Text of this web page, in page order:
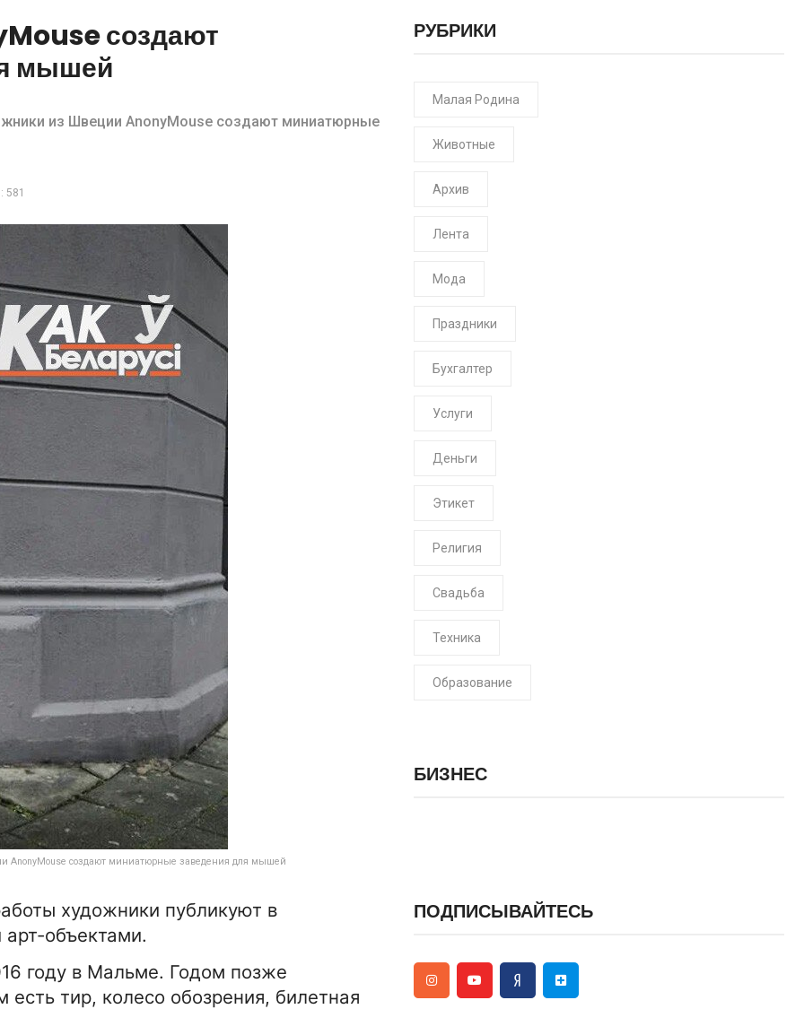
создают
мышей
из Швеции AnonyMouse создают миниатюрные
581
AnonyMouse создают миниатюрные заведения для мышей
художники публикуют в
объектами.
году в Мальме. Годом позже
тир, колесо обозрения, билетная
РУБРИКИ
Малая Родина
Животные
Архив
Лента
Мода
Праздники
Бухгалтер
Услуги
Деньги
Этикет
Религия
Свадьба
Техника
Образование
БИЗНЕС
ПОДПИСЫВАЙТЕСЬ